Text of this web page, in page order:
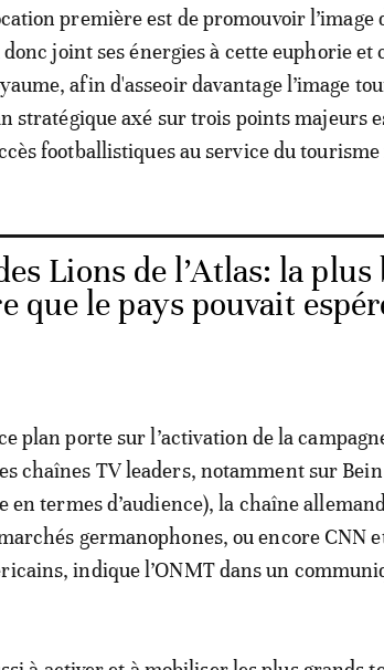
première est de promouvoir l’image
joint ses énergies à cette euphorie et
afin d'asseoir davantage l’image
stratégique axé sur trois points majeurs
footballistiques au service du
Lions de l’Atlas: la plus
que le pays pouvait
plan porte sur l’activation de la
chaînes TV leaders, notamment sur
en termes d’audience), la chaîne
germanophones, ou encore CNN
indique l’ONMT dans un